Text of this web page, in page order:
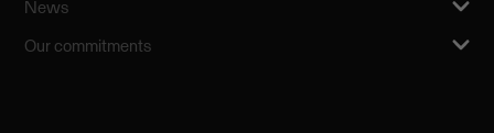
News
Our commitments